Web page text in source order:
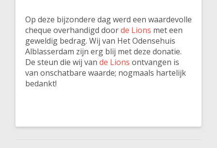
Op deze bijzondere dag werd een waardevolle
cheque overhandigd doorde Lions met een
geweldig bedrag. Wij van Het Odensehuis
Alblasserdam zijn erg blij met deze donatie.
De steun die wij van de Lions ontvangen is
van onschatbare waarde; nogmaals hartelijk
bedankt!